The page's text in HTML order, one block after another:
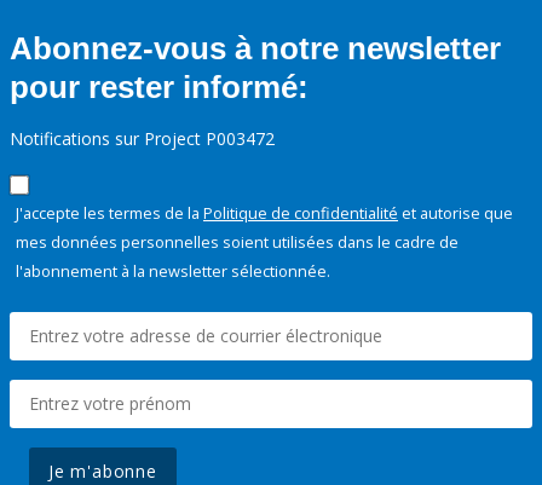
Abonnez-vous à notre newsletter
pour rester informé:
Notifications sur Project P003472
J'accepte les termes de la Politique de confidentialité et autorise que
mes données personnelles soient utilisées dans le cadre de
l'abonnement à la newsletter sélectionnée.
Je m'abonne